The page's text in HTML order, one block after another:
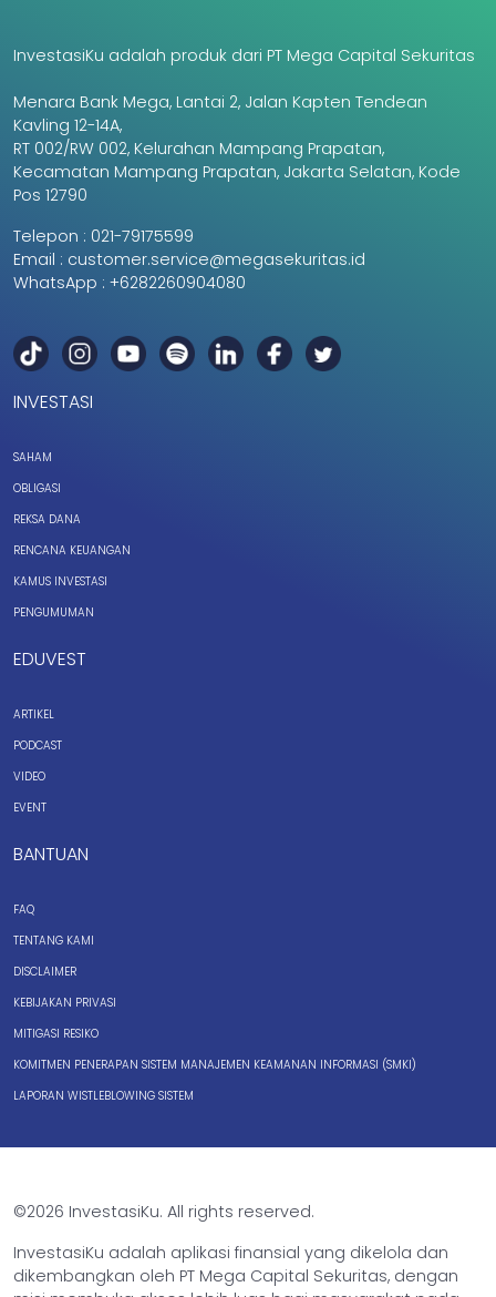
InvestasiKu adalah produk dari PT Mega Capital Sekuritas
Menara Bank Mega, Lantai 2, Jalan Kapten Tendean
Kavling 12-14A,
RT 002/RW 002, Kelurahan Mampang Prapatan,
Kecamatan Mampang Prapatan, Jakarta Selatan, Kode
Pos 12790
Telepon : 021-79175599
Email : customer.service@megasekuritas.id
WhatsApp : +6282260904080
INVESTASI
SAHAM
OBLIGASI
REKSA DANA
RENCANA KEUANGAN
KAMUS INVESTASI
PENGUMUMAN
EDUVEST
ARTIKEL
PODCAST
VIDEO
EVENT
BANTUAN
FAQ
TENTANG KAMI
DISCLAIMER
KEBIJAKAN PRIVASI
MITIGASI RESIKO
KOMITMEN PENERAPAN SISTEM MANAJEMEN KEAMANAN INFORMASI (SMKI)
LAPORAN WISTLEBLOWING SISTEM
©2026 InvestasiKu. All rights reserved.
InvestasiKu adalah aplikasi finansial yang dikelola dan
dikembangkan oleh PT Mega Capital Sekuritas, dengan